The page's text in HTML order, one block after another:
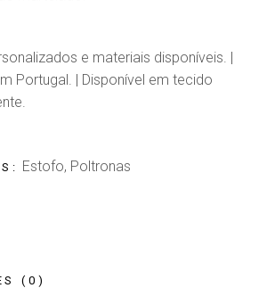
e materiais disponíveis. |
Portugal. | Disponível em tecido
Estofo, Poltronas
(0)